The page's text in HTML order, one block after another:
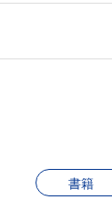
書籍